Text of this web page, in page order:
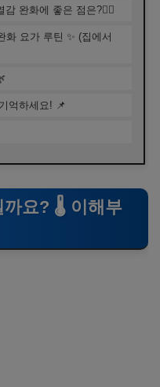
완화에 좋은 점은?🧘‍♀️
화 요가 루틴 ✨ (집에서
억하세요! 📌
까요? 🌡️ 이해부